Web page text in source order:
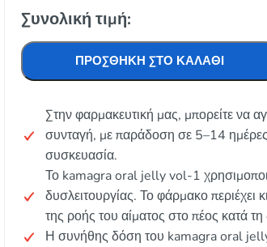
Συνολική τιμή:
ΠΡΟΣΘΉΚΗ ΣΤΟ ΚΑΛΆΘΙ
Στην φαρμακευτική μας, μπορείτε
συνταγή, με παράδοση σε 5–14
συσκευασία.
Το kamagra oral jelly vol-1
δυσλειτουργίας. Το φάρμακο περιέχει
της ροής του αίματος στο πέος κατά
Η συνήθης δόση του kamagra oral